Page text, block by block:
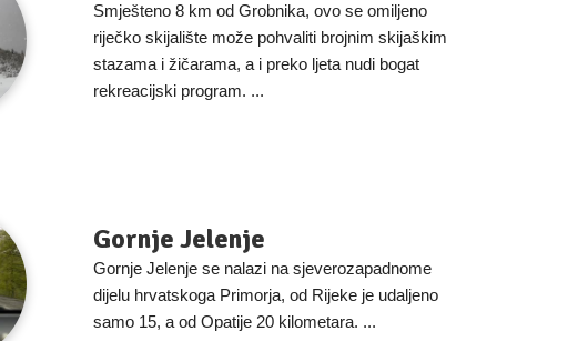
Smješteno 8 km od Grobnika, ovo se omiljeno
riječko skijalište može pohvaliti brojnim skijaškim
stazama i žičarama, a i preko ljeta nudi bogat
rekreacijski program. ...
Gornje Jelenje
Gornje Jelenje se nalazi na sjeverozapadnome
dijelu hrvatskoga Primorja, od Rijeke je udaljeno
samo 15, a od Opatije 20 kilometara. ...